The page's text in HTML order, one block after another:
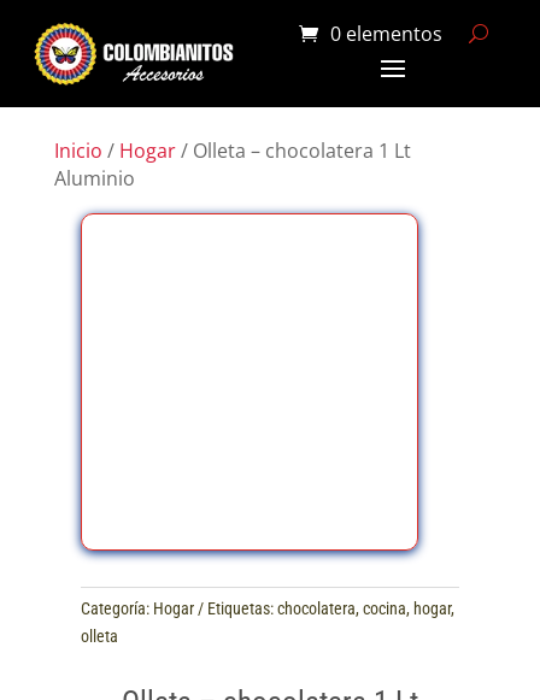
0 elementos
Inicio / Hogar/ Olleta – chocolatera 1 Lt
Aluminio
Categoría: Hogar Etiquetas:chocolatera,cocina, hogar,
olleta